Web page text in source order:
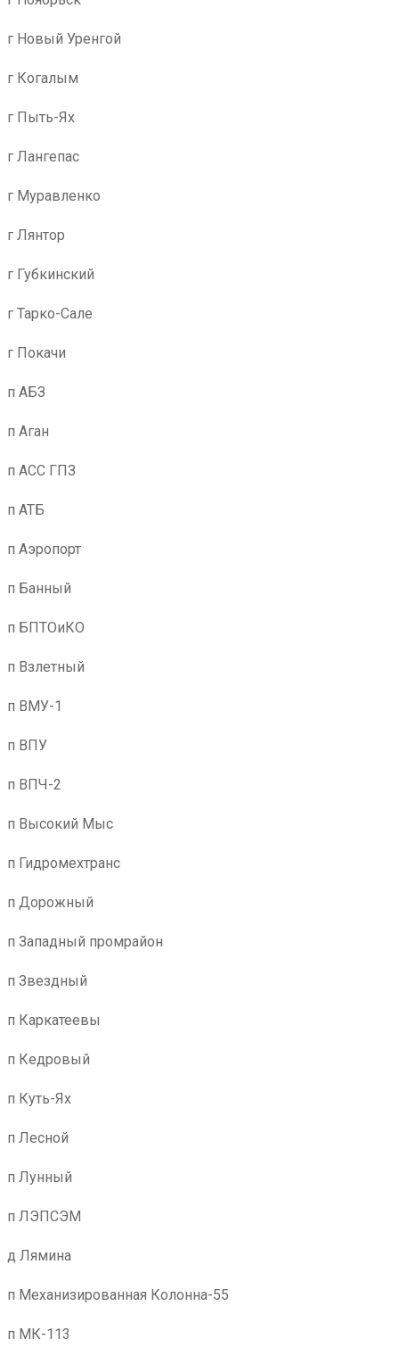
г Новый Уренгой
г Когалым
г Пыть-Ях
г Лангепас
г Муравленко
г Лянтор
г Губкинский
г Тарко-Сале
г Покачи
п АБЗ
п Аган
п АСС ГПЗ
п АТБ
п Аэропорт
п Банный
п БПТОиКО
п Взлетный
п ВМУ-1
п ВПУ
п ВПЧ-2
п Высокий Мыс
п Гидромехтранс
п Дорожный
п Западный промрайон
п Звездный
п Каркатеевы
п Кедровый
п Куть-Ях
п Лесной
п Лунный
п ЛЭПСЭМ
д Лямина
п Механизированная Колонна-55
п МК-113